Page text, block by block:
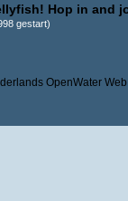
Hop in and
gestart)
OpenWater